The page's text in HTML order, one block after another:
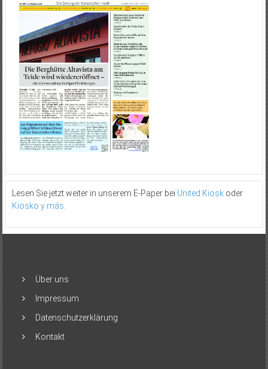
Lesen Sie jetzt weiter in unserem E-Paper bei United Kioskoder
Kiosko y más.
Über uns
Impressum
Datenschutzerklärung
Kontakt